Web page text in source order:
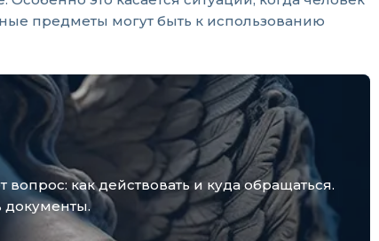
предметы могут быть к использованию
как действовать и куда обращаться.
документы.